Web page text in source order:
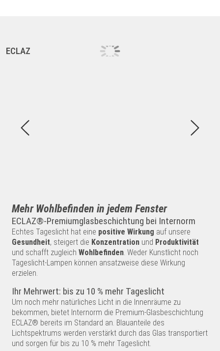
Mehr Wohlbefinden in jedem Fenster
ECLAZ®-Premiumglasbeschichtung bei Internorm
Echtes Tageslicht hat eine positive Wirkung auf unsere
Gesundheit, steigert die Konzentration und Produktivität
und schafft zugleich Wohlbefinden. Weder Kunstlicht noch
Tageslicht-Lampen können ansatzweise diese Wirkung
erzielen.
Ihr Mehrwert: bis zu 10 % mehr Tageslicht
Um noch mehr natürliches Licht in die Innenräume zu
bekommen, bietet Internorm die Premium-Glasbeschichtung
ECLAZ® bereits im Standard an. Blauanteile des
Lichtspektrums werden verstärkt durch das Glas transportiert
und sorgen für bis zu 10 % mehr Tageslicht.
ECLAZ